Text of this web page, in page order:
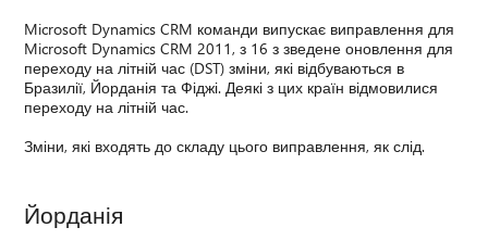
Microsoft Dynamics CRM команди випускає виправлення для
Microsoft Dynamics CRM 2011, з 16 з зведене оновлення для
переходу на літній час (DST) зміни, які відбуваються в
Бразилії, Йорданія та Фіджі. Деякі з цих країн відмовилися
переходу на літній час.
Зміни, які входять до складу цього виправлення, як слід.
Йорданія